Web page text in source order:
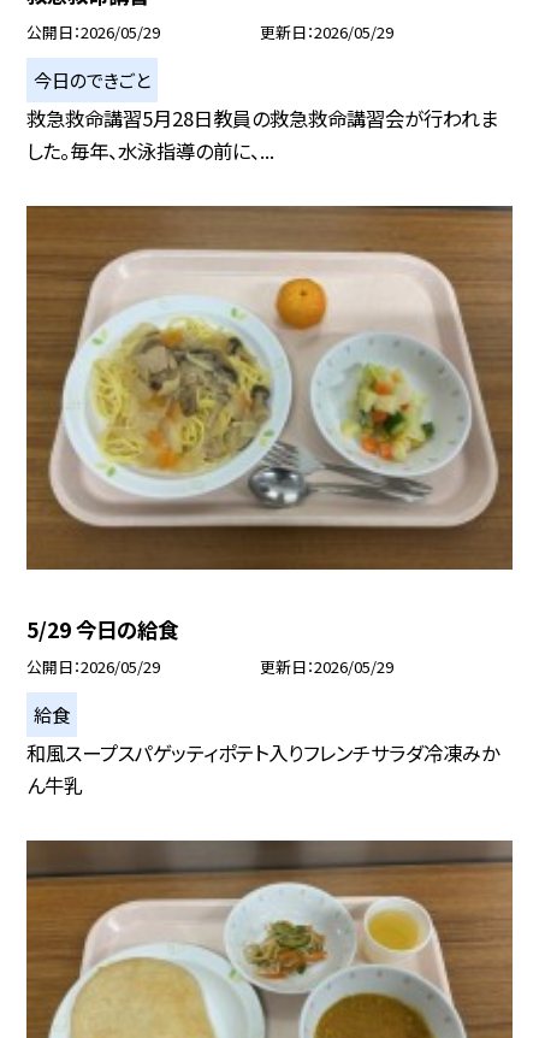
公開日 2026/05/29 更新日 2026/05/29
今日のできごと
救急救命講習5月28日教員の救急救命講習会が行われま
した。毎年、水泳指導の前に、...
5/29 今日の給食
公開日 2026/05/29 更新日 2026/05/29
給食
和風スープスパゲッティポテト入りフレンチサラダ冷凍みか
ん牛乳